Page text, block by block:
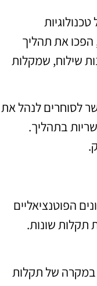
הפכו את תהליך
שילוח, שמקלות
לסוחרים לנהל את
בתהליך.
הפוטנציאליים
תקלות שונות.
במקרה של תקלות